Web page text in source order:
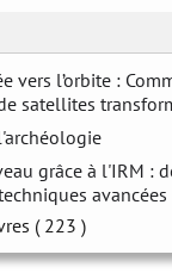
vers l’orbite :
satellites
grâce à l'IRM :
avancées
( 223 )